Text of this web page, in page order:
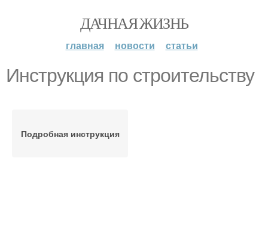
ДАЧНАЯ ЖИЗНЬ
главная новости статьи
Инструкция по строительству
Подробная инструкция